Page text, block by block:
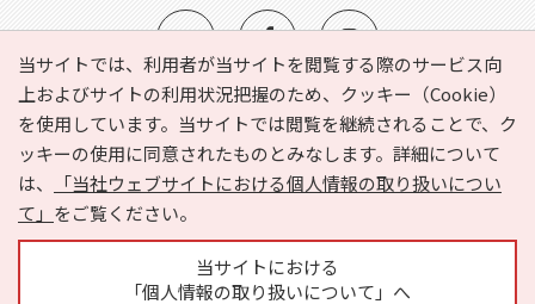
当サイトでは、利用者が当サイトを閲覧する際のサービス向
上およびサイトの利用状況把握のため、クッキー（Cookie）
を使用しています。当サイトでは閲覧を継続されることで、ク
ッキーの使用に同意されたものとみなします。詳細について
は、
「当社ウェブサイトにおける個人情報の取り扱いについ
て」 をご覧ください。
当サイトにおける
「個人情報の取り扱いについて」へ
e-NAVITA（イーナビタ）とは？ お気に入り
ヘルプ
利用規約
個人情報の取り扱いについて
運営会社
サイトマップ
広告掲載に関するお問い合わせ